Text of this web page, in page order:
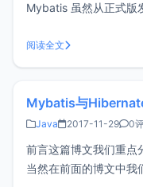
Mybatis 虽然从正式版
使用ibatis2.x版本。 究
来哪些好处呢？以下是
阅读全文
Mybatis与
Java 2017-11-29 0
前言这篇博文我们重点
当然在前面的博文中